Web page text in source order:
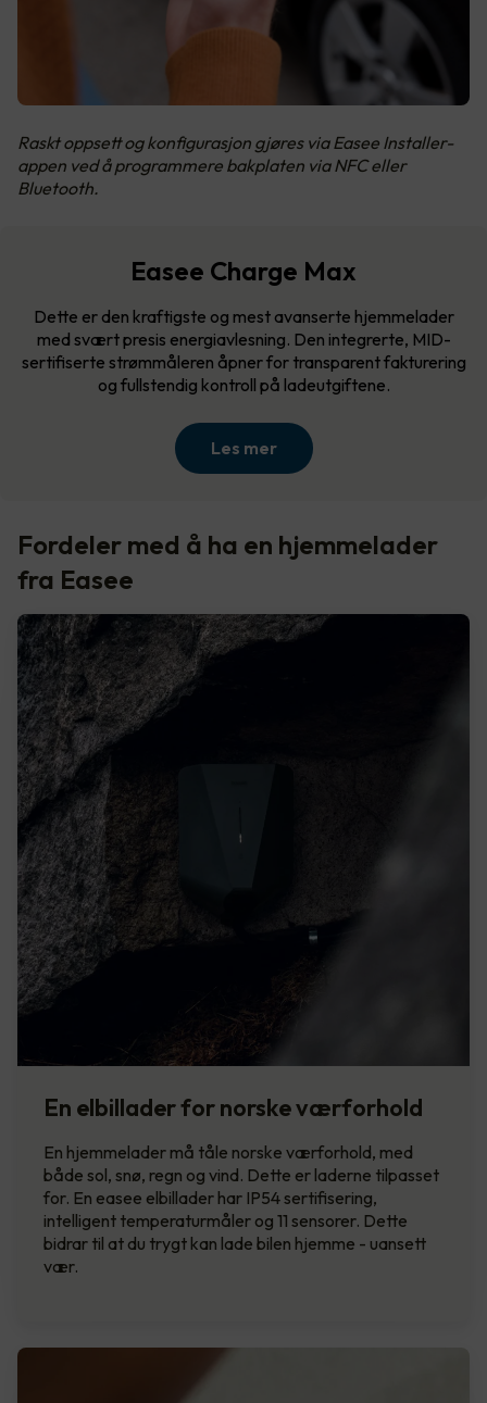
Raskt oppsett og konfigurasjon gjøres via Easee Installer-
appen ved å programmere bakplaten via NFC eller
Bluetooth.
Easee Charge Max
Dette er den kraftigste og mest avanserte hjemmelader
med svært presis energiavlesning. Den integrerte, MID-
sertifiserte strømmåleren åpner for transparent fakturering
og fullstendig kontroll på ladeutgiftene.
Les mer
Fordeler med å ha en hjemmelader
fra Easee
En elbillader for norske værforhold
En hjemmelader må tåle norske værforhold, med
både sol, snø, regn og vind. Dette er laderne tilpasset
for. En easee elbillader har IP54 sertifisering,
intelligent temperaturmåler og 11 sensorer. Dette
bidrar til at du trygt kan lade bilen hjemme - uansett
vær.